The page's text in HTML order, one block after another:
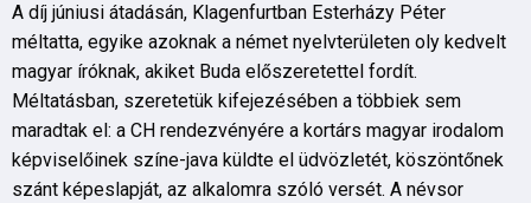
A díj júniusi átadásán, Klagenfurtban Esterházy Péter
méltatta, egyike azoknak a német nyelvterületen oly kedvelt
magyar íróknak, akiket Buda előszeretettel fordít.
Méltatásban, szeretetük kifejezésében a többiek sem
maradtak el: a CH rendezvényére a kortárs magyar irodalom
képviselőinek színe-java küldte el üdvözletét, köszöntőnek
szánt képeslapját, az alkalomra szóló versét. A névsor